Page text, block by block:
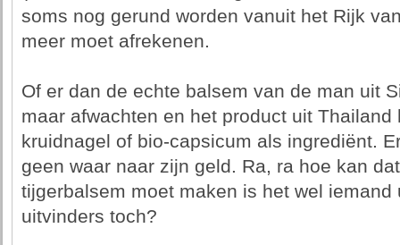
soms nog gerund worden vanuit het Rijk
meer moet afrekenen.
Of er dan de echte balsem van de man uit
maar afwachten en het product uit
kruidnagel of bio-capsicum als ingrediënt.
geen waar naar zijn geld. Ra, ra hoe kan
tijgerbalsem moet maken is het wel
uitvinders toch?